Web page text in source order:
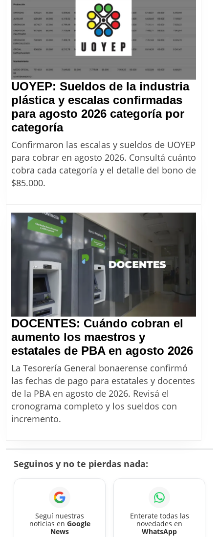
y
septiembre
2026
UOYEP: Sueldos de la industria
plástica y escalas confirmadas
para agosto 2026 categoría por
categoríaUOYEP:
Sueldos
de
la
escalas
confirmadas
para
agosto
categoría
categoría
Confirmaron las escalas y sueldos de UOYEP
para cobrar en agosto 2026. Consultá cuánto
cobra cada categoría y el detalle del bono de
$85.000.
DOCENTES: Cuándo cobran el
aumento los maestros y
estatales de PBA en agosto 2026
y
La Tesorería General bonaerense confirmó
las fechas de pago para estatales y docentes
de la PBA en agosto de 2026. Revisá el
cronograma completo y los sueldos con
incremento.
Seguinos y no te pierdas nada:
Seguí nuestras
noticias en Google
News
Enterate todas las
novedades en
WhatsApp